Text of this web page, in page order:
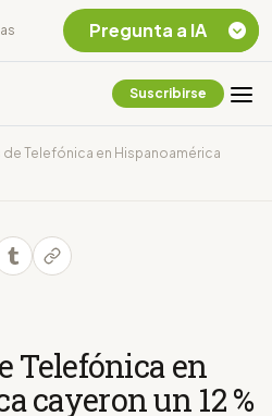
Suscribirse
de Telefónica en Hispanoamérica
Telefónica en
cayeron un 12 %
Pregunta a IA
Chevron Ecuador